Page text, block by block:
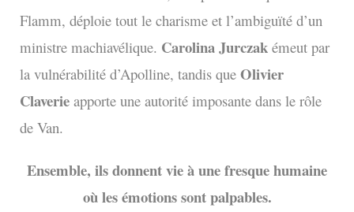
Flamm, déploie tout le charisme et l’ambiguïté d’un
ministre machiavélique. Carolina Jurczak émeut par
la vulnérabilité d’Apolline, tandis que Olivier
Claverie apporte une autorité imposante dans le rôle
de Van.
Ensemble, ils donnent vie à une fresque humaine
où les émotions sont palpables.